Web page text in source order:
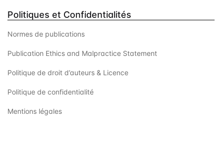
Politiques et Confidentialités
Normes de publications
Publication Ethics and Malpractice Statement
Politique de droit d’auteurs & Licence
Politique de confidentialité
Mentions légales